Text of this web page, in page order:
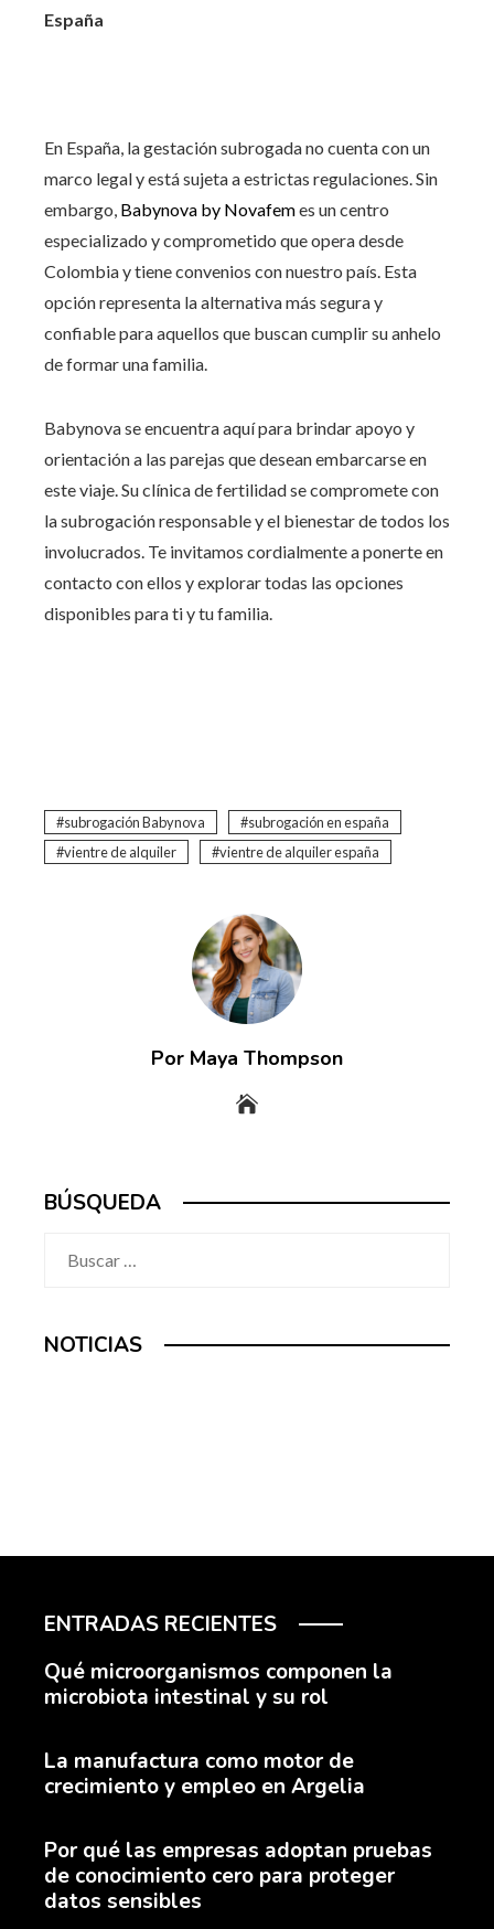
España
En España, la gestación subrogada no cuenta con un
marco legal y está sujeta a estrictas regulaciones. Sin
embargo, Babynova by Novafemes un centro
especializado y comprometido que opera desde
Colombia y tiene convenios con nuestro país. Esta
opción representa la alternativa más segura y
confiable para aquellos que buscan cumplir su anhelo
de formar una familia.
Babynova se encuentra aquí para brindar apoyo y
orientación a las parejas que desean embarcarse en
este viaje. Su clínica de fertilidad se compromete con
la subrogación responsable y el bienestar de todos los
involucrados. Te invitamos cordialmente a ponerte en
contacto con ellos y explorar todas las opciones
disponibles para ti y tu familia.
subrogación Babynova
subrogación en españa
vientre de alquiler
vientre de alquiler españa
Por Maya Thompson
BÚSQUEDA
NOTICIAS
ENTRADAS RECIENTES
Qué microorganismos componen la
microbiota intestinal y su rol
La manufactura como motor de
crecimiento y empleo en Argelia
Por qué las empresas adoptan pruebas
de conocimiento cero para proteger
datos sensibles